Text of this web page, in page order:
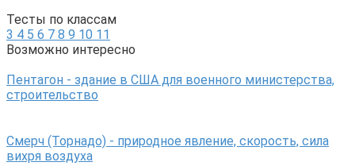
Тесты по классам
3 4 5 6 7 8 9 10 11
Возможно интересно
Пентагон - здание в США для военного министерства,
строительство
Смерч (Торнадо) - природное явление, скорость, сила
вихря воздуха